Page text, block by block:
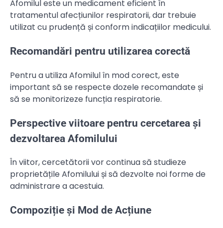
Afomilul este un medicament eficient în
tratamentul afecțiunilor respiratorii, dar trebuie
utilizat cu prudență și conform indicațiilor medicului.
Recomandări pentru utilizarea corectă
Pentru a utiliza Afomilul în mod corect, este
important să se respecte dozele recomandate și
să se monitorizeze funcția respiratorie.
Perspective viitoare pentru cercetarea și
dezvoltarea Afomilului
În viitor, cercetătorii vor continua să studieze
proprietățile Afomilului și să dezvolte noi forme de
administrare a acestuia.
Compoziție și Mod de Acțiune